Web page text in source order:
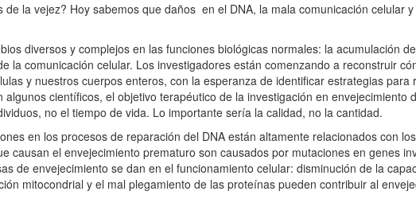
la vejez? Hoy sabemos que daños en el DNA, la mala comunicación celular
diversos y complejos en las funciones biológicas normales: la acumulación
la comunicación celular. Los investigadores están comenzando a reconstruir
y nuestros cuerpos enteros, con la esperanza de identificar estrategias para
algunos científicos, el objetivo terapéutico de la investigación en
no el tiempo de vida. Lo importante sería la calidad, no la cantidad.
en los procesos de reparación del DNA están altamente relacionados con
causan el envejecimiento prematuro son causados por mutaciones en genes
de envejecimiento se dan en el funcionamiento celular: disminución de la
mitocondrial y el mal plegamiento de las proteínas pueden contribuir al